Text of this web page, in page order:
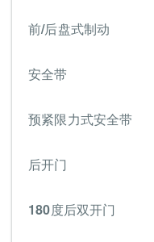
前/后盘式制动
安全带
预紧限力式安全带
后开门
180度后双开门